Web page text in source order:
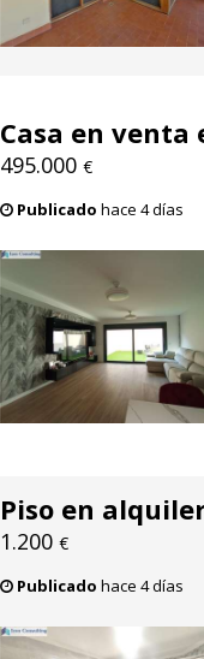
Casa en venta
495.000 €
Publicado hace 4 días
Piso en
1.200 €
Publicado hace 4 días